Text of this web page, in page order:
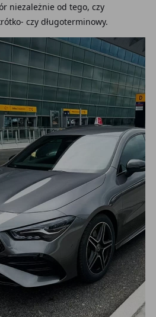
niezależnie od tego, czy
czy długoterminowy.